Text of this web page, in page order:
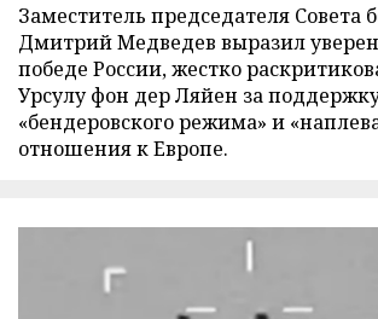
Заместитель председателя Совета
Дмитрий Медведев выразил
победе России, жестко
Урсулу фон дер Ляйен за
«бендеровского режима» и
отношения к Европе.